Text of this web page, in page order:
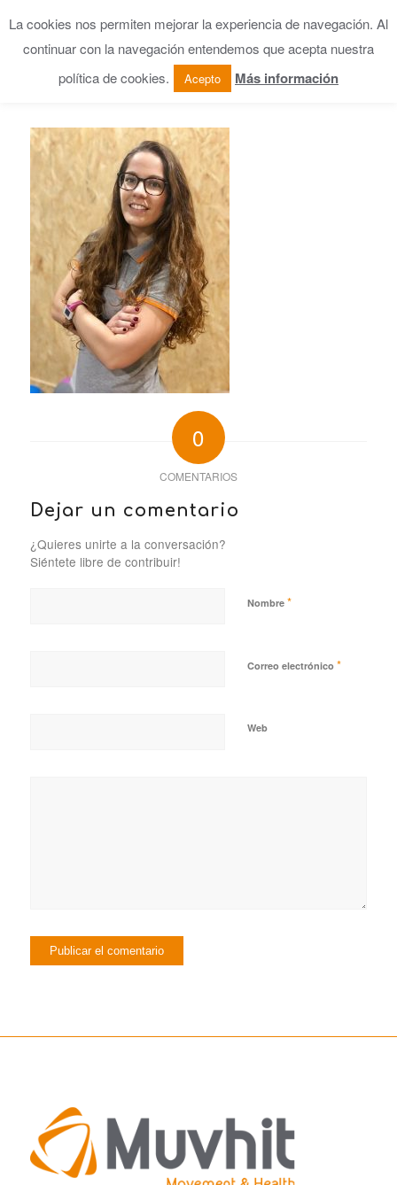
0
COMENTARIOS
Dejar un comentario
¿Quieres unirte a la conversación?
Siéntete libre de contribuir!
Nombre *
Correo electrónico *
Web
La cookies nos permiten mejorar la experiencia de navegación. Al
continuar con la navegación entendemos que acepta nuestra
política de cookies.
Acepto Más información